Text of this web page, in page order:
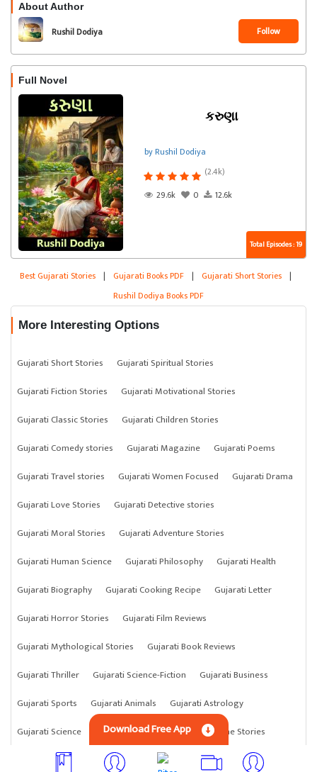
About Author
Rushil Dodiya Follow
Full Novel
કરુણા
by Rushil Dodiya
(2.4k)
29.6k
0 12.6k
Total Episodes : 19
Best Gujarati Stories | Gujarati Books PDF | Gujarati Short Stories |
Rushil Dodiya Books PDF
More Interesting Options
Gujarati Short Stories
Gujarati Spiritual Stories
Gujarati Fiction Stories
Gujarati Motivational Stories
Gujarati Classic Stories
Gujarati Children Stories
Gujarati Comedy stories
Gujarati Magazine
Gujarati Poems
Gujarati Travel stories
Gujarati Women Focused
Gujarati Drama
Gujarati Love Stories
Gujarati Detective stories
Gujarati Moral Stories
Gujarati Adventure Stories
Gujarati Human Science
Gujarati Philosophy
Gujarati Health
Gujarati Biography
Gujarati Cooking Recipe
Gujarati Letter
Gujarati Horror Stories
Gujarati Film Reviews
Gujarati Mythological Stories
Gujarati Book Reviews
Gujarati Thriller
Gujarati Science-Fiction
Gujarati Business
Gujarati Sports
Gujarati Animals
Gujarati Astrology
Gujarati Science
Gujarati Anything Gujarati Crime Stories
Download Free App